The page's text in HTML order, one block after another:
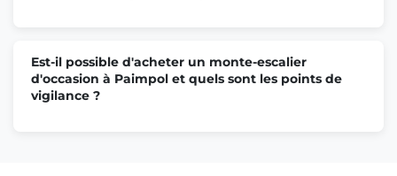
Est-il possible d'acheter un monte-escalier
d'occasion à Paimpol et quels sont les points de
vigilance ?